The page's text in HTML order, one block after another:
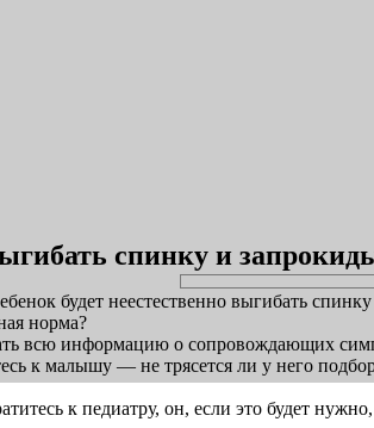
спинку и
будет неестественно выгибать
норма?
всю информацию о сопровождающих
к малышу — не трясется ли у него
к педиатру, он, если это будет